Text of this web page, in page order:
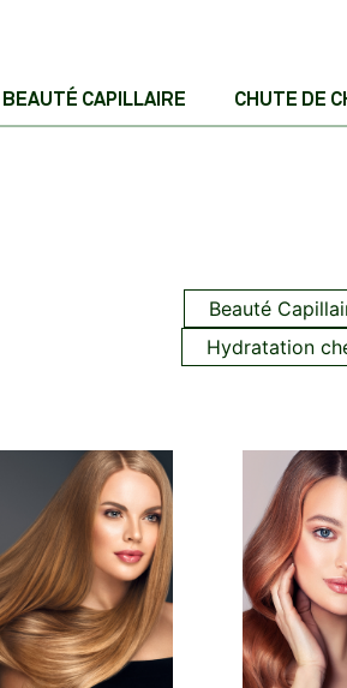
BEAUTÉ CAPILLAIRE CHUTE DE
Beauté
Hydratation